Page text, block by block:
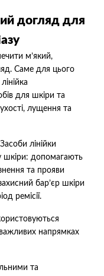
догляд для
м’який,
Саме для цього
для шкіри та
лущення та
лінійки
шкіри: допомагають
та прояви
бар’єр шкіри
ремісії.
напрямках
та